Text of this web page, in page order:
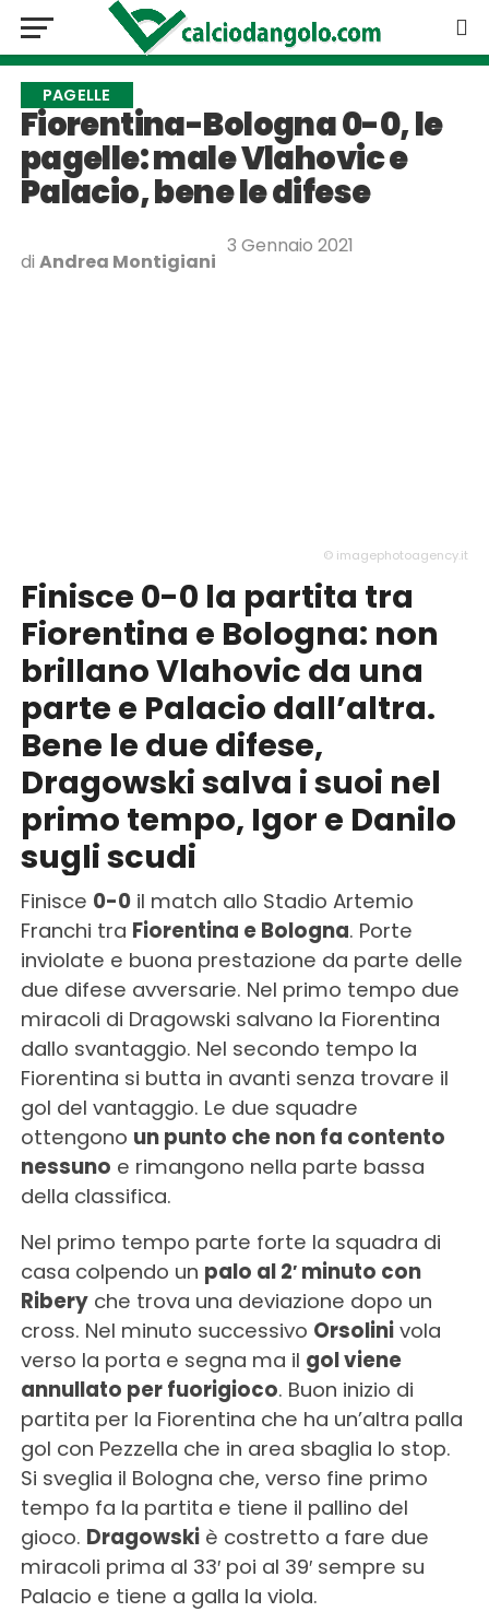
PAGELLE
Fiorentina-Bologna 0-0, le
pagelle: male Vlahovic e
Palacio, bene le difese
di Andrea Montigiani
3 Gennaio 2021
© imagephotoagency.it
Finisce 0-0 la partita tra
Fiorentina e Bologna: non
brillano Vlahovic da una
parte e Palacio dall’altra.
Bene le due difese,
Dragowski salva i suoi nel
primo tempo, Igor e Danilo
sugli scudi
Finisce 0-0il match allo Stadio Artemio
Franchi tra Fiorentina e Bologna. Porte
inviolate e buona prestazione da parte delle
due difese avversarie. Nel primo tempo due
miracoli di Dragowski salvano la Fiorentina
dallo svantaggio. Nel secondo tempo la
Fiorentina si butta in avanti senza trovare il
gol del vantaggio. Le due squadre
ottengono un punto che non fa contento
nessuno e rimangono nella parte bassa
della classifica.
Nel primo tempo parte forte la squadra di
casa colpendo un palo al 2′ minuto con
Riberyche trova una deviazione dopo un
cross. Nel minuto successivo Orsolinivola
verso la porta e segna ma il gol viene
annullato per fuorigioco. Buon inizio di
partita per la Fiorentina che ha un’altra palla
gol con Pezzella che in area sbaglia lo stop.
Si sveglia il Bologna che, verso fine primo
tempo fa la partita e tiene il pallino del
gioco. Dragowskiè costretto a fare due
miracoli prima al 33′ poi al 39′ sempre su
Palacio e tiene a galla la viola.